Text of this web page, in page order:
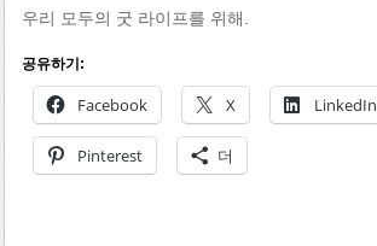
우리 모두의 굿 라이프를 위해.
공유하기:
Facebook X LinkedIn
Pinterest 더